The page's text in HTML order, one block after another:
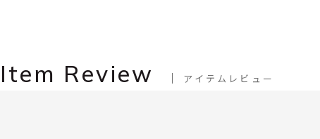
Item Review アイテムレビュー